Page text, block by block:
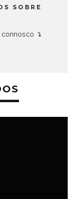
SOBRE
connosco ↴